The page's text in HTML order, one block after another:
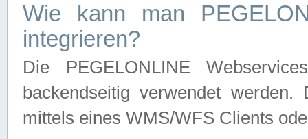
Wie kann man
integrieren?
Die PEGELONLINE
backendseitig verwendet
mittels eines WMS/WFS Clients